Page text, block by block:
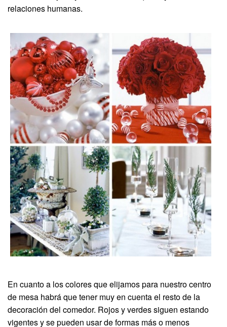
relaciones humanas.
En cuanto a los colores que elijamos para nuestro centro
de mesa habrá que tener muy en cuenta el resto de la
decoración del comedor. Rojos y verdes siguen estando
vigentes y se pueden usar de formas más o menos